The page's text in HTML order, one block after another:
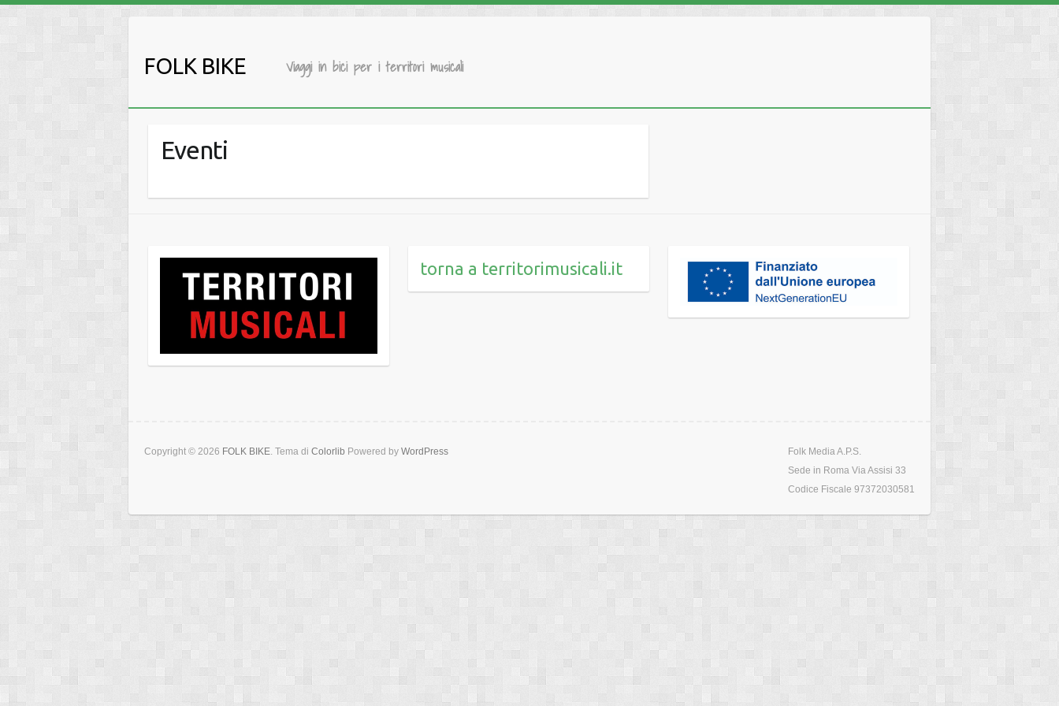
contenuto
FOLK BIKE Viaggi in bici per i territori musicali
Eventi
torna a territorimusicali.it
Copyright © 2026 FOLK BIKE. Tema di Colorlib Powered by WordPress
Folk Media A.P.S.
Sede in Roma Via Assisi 33
Codice Fiscale 97372030581